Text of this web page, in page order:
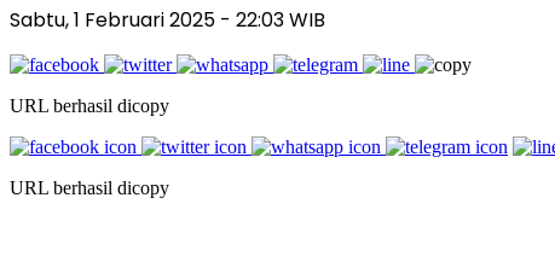
Sabtu, 1 Februari 2025 - 22:03 WIB
URL berhasil dicopy
URL berhasil dicopy